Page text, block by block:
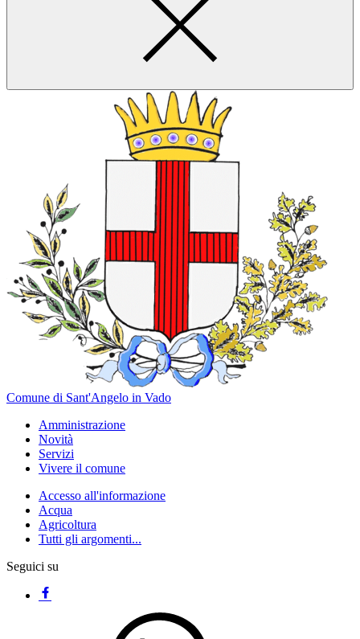
Comune di Sant'Angelo in Vado
Amministrazione
Novità
Servizi
Vivere il comune
Accesso all'informazione
Acqua
Agricoltura
Tutti gli argomenti...
Seguici su